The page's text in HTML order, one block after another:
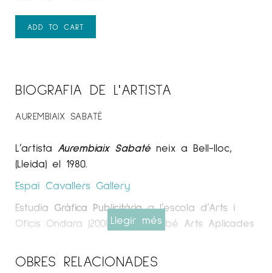
ADD TO CART
BIOGRAFIA DE L'ARTISTA
AUREMBIAIX SABATÉ
L’artista Aurembiaix Sabaté neix a Bell-lloc,
(Lleida) el 1980.
Espai Cavallers Gallery
Estudia Gràfica Publicitàriaa l’escola d’Arts i
Oficis Ondara (2000-2002). També Arts Aplicades
(2003-2005).
Llegir més
OBRES RELACIONADES